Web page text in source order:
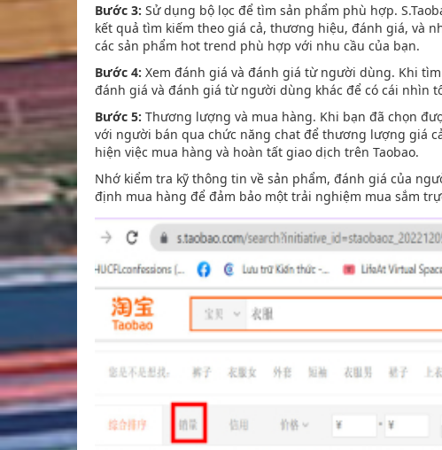
Bước 3: Sử dụng bộ lọc để tìm sản phẩm phù hợp.
kết quả tìm kiếm theo giá cả, thương hiệu, đánh giá, và
các sản phẩm hot trend phù hợp với nhu cầu của bạn.
Bước 4: Xem đánh giá và đánh giá từ người dùng. Khi
đánh giá và đánh giá từ người dùng khác để có cái nhìn
Bước 5: Thương lượng và mua hàng. Khi bạn đã chọn
với người bán qua chức năng chat để thương lượng giá
hiện việc mua hàng và hoàn tất giao dịch trên Taobao.
Nhớ kiểm tra kỹ thông tin về sản phẩm, đánh giá của
định mua hàng để đảm bảo một trải nghiệm mua sắm